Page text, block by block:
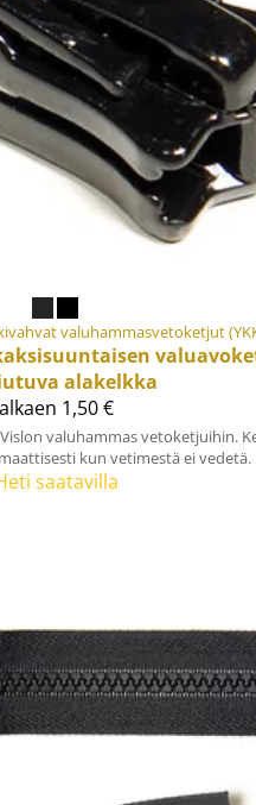
valuhammasvetoketjut
alakelkka
alkaen 1,50 €
valuhammas vetoketjuihin.
kun vetimestä ei vedetä.
saatavilla
Tuotteet‪»